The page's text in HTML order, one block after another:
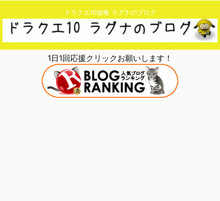
ドラクエ10攻略 ラグナのブログ
1日1回応援クリックお願いします！